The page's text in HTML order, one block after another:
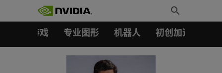
Toggle
Search
游戏 专业图形 机器人 初创加速会员成